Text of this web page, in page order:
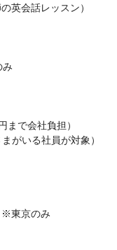
英会話レッスン）
み
まで会社負担）
がいる社員が対象）
※東京のみ